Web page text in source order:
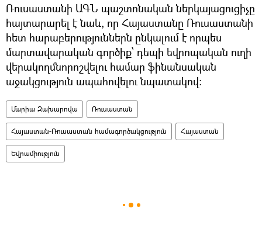
Ռուսաստանի ԱԳՆ պաշտոնական ներկայացուցիչը
հայտարարել է նաև, որ Հայաստանը Ռուսաստանի
հետ հարաբերություններն ընկալում է որպես
մարտավարական գործիք՝ դեպի եվրոպական ուղի
վերակողմնորոշվելու համար ֆինանսական
աջակցություն ապահովելու նպատակով:
Մարիա Զախարովա Ռուսաստան
Հայաստան-Ռուսաստան համագործակցություն Հայաստան
Եվրամիություն